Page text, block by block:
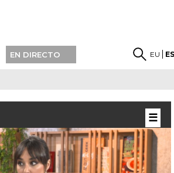
EN DIRECTO EU
☰